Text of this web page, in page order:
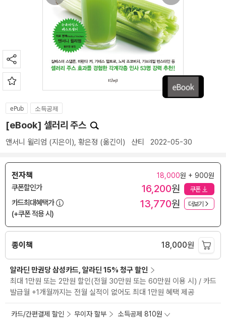
ePub 소득공제
[eBook] 셀러리 주스
앤서니 윌리엄 (지은이), 황은정 (옮긴이) 샨티 2022-05-30
전자책 18,000원 + 900원
쿠폰할인가 16,200원 쿠폰
카드최대혜택가
(+쿠폰 적용 시)
13,770원 더보기
종이책 18,000원
알라딘 만권당 삼성카드, 알라딘 15% 청구 할인
최대 1만원 또는 2만원 할인(전월 30만원 또는 60만원 이용 시) / 카드
발급월 +1개월까지는 전월 실적이 없어도 최대 1만원 혜택 제공
카드/간편결제 할인 무이자 할부 소득공제 810원